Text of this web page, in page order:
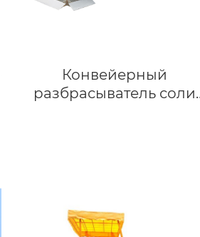
Конвейерный
разбрасыватель соли